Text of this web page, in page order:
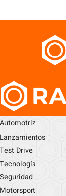
Automotriz
Lanzamientos
Test Drive
Tecnología
Seguridad
Motorsport